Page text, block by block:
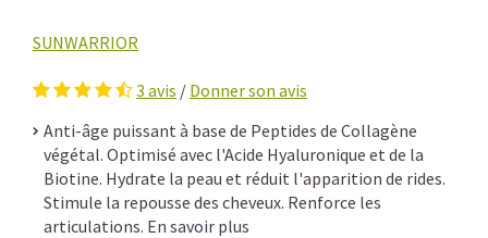
SUNWARRIOR
3 avis / Donner son avis
Anti-âge puissant à base de Peptides de Collagène
végétal. Optimisé avec l'Acide Hyaluronique et de la
Biotine. Hydrate la peau et réduit l'apparition de rides.
Stimule la repousse des cheveux. Renforce les
articulations. En savoir plus